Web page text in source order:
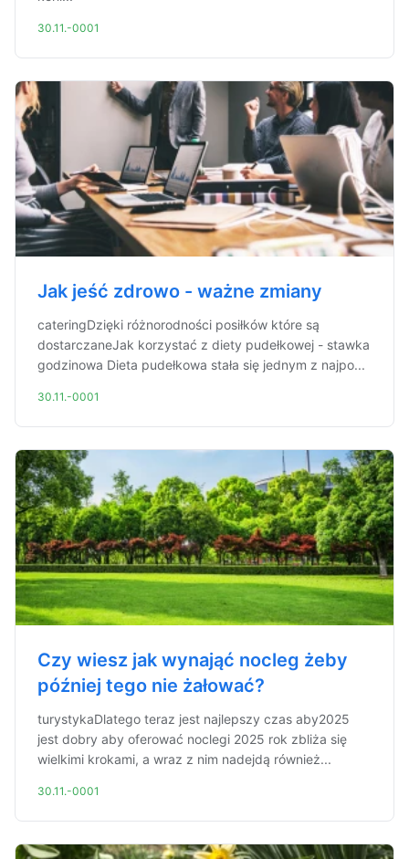
30.11.-0001
Jak jeść zdrowo - ważne zmiany
cateringDzięki różnorodności posiłków które są
dostarczaneJak korzystać z diety pudełkowej - stawka
godzinowa Dieta pudełkowa stała się jednym z najpo...
30.11.-0001
Czy wiesz jak wynająć nocleg żeby
później tego nie żałować?
turystykaDlatego teraz jest najlepszy czas aby2025
jest dobry aby oferować noclegi 2025 rok zbliża się
wielkimi krokami, a wraz z nim nadejdą również...
30.11.-0001